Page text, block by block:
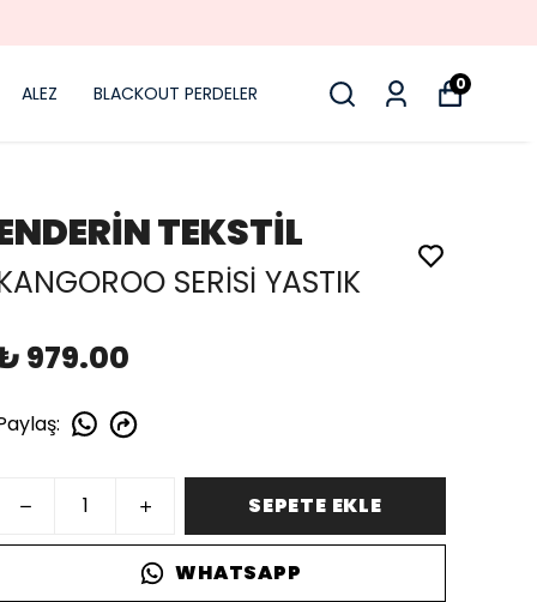
ALEZ BLACKOUT PERDELER 0
TEKSTİL
SERİSİ YASTIK
979.00
:
SEPETE EKLE
WHATSAPP